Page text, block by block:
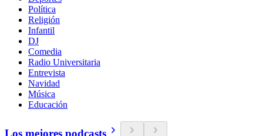
Política
Religión
Infantil
DJ
Comedia
Radio Universitaria
Entrevista
Navidad
Música
Educación
Los mejores podcasts